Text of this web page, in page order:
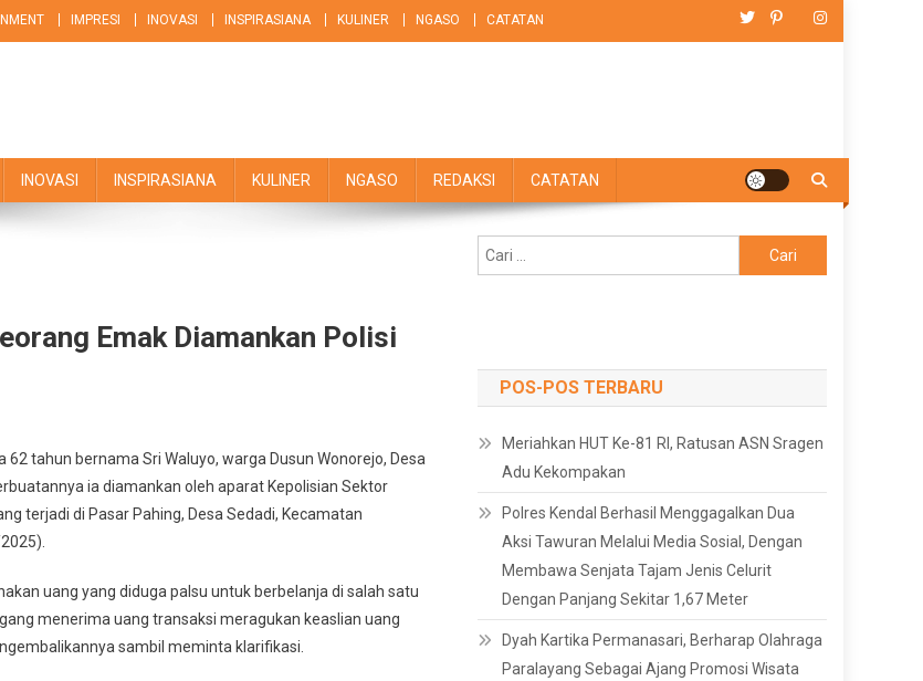
IMPRESI INOVASI INSPIRASIANA KULINER NGASO CATATAN
INOVASI INSPIRASIANA KULINER NGASO REDAKSI CATATAN
Emak Diamankan Polisi
tahun bernama Sri Waluyo, warga Dusun Wonorejo, Desa
ia diamankan oleh aparat Kepolisian Sektor
terjadi di Pasar Pahing, Desa Sedadi, Kecamatan
uang yang diduga palsu untuk berbelanja di salah satu
menerima uang transaksi meragukan keaslian uang
sambil meminta klarifikasi.
untuk:
POS-POS TERBARU
Meriahkan HUT Ke-81 RI, Ratusan ASN Sragen
Adu Kekompakan
Polres Kendal Berhasil Menggagalkan Dua
Aksi Tawuran Melalui Media Sosial, Dengan
Membawa Senjata Tajam Jenis Celurit
Dengan Panjang Sekitar 1,67 Meter
Dyah Kartika Permanasari, Berharap Olahraga
Paralayang Sebagai Ajang Promosi Wisata